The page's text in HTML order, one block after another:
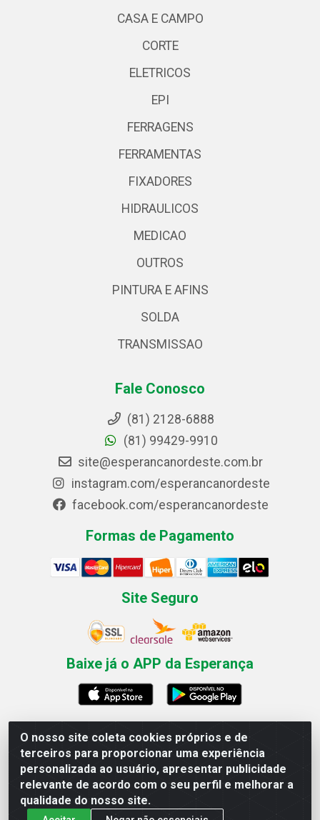
O nosso site coleta cookies próprios e de
terceiros para proporcionar uma experiência
personalizada ao usuário, apresentar publicidade
relevante de acordo com o seu perfil e melhorar a
qualidade do nosso site.
CASA E CAMPO
CORTE
ELETRICOS
EPI
FERRAGENS
FERRAMENTAS
FIXADORES
HIDRAULICOS
MEDICAO
OUTROS
PINTURA E AFINS
SOLDA
TRANSMISSAO
Fale Conosco
(81) 2128-6888
(81) 99429-9910
site@esperancanordeste.com.br
instagram.com/esperancanordeste
facebook.com/esperancanordeste
Formas de Pagamento
Site Seguro
Baixe já o APP da Esperança
Esperança Nordeste - Rua Professor Caldas Filho, 291 -
Estância - Recife / PE CEP: 50771-335 - CNPJ
03.666.136/0001-23